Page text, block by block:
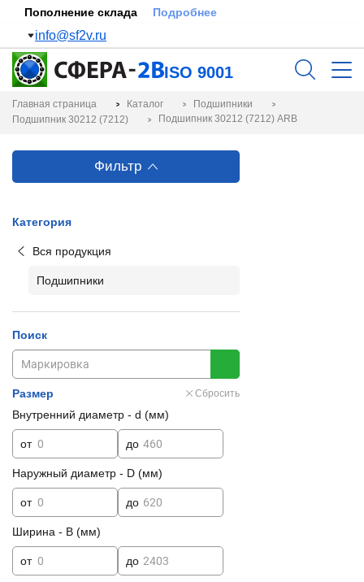
Пополнение склада Подробнее
info@sf2v.ru
ISO 9001
Главная страница Каталог
Подшипники
Подшипник 30212 (7212)
Подшипник 30212 (7212) ARB
Фильтр
Категория
Вся продукция
Подшипники
Поиск
Размер Сбросить
Внутренний диаметр - d (мм)
от до
Наружный диаметр - D (мм)
от до
Ширина - B (мм)
от до